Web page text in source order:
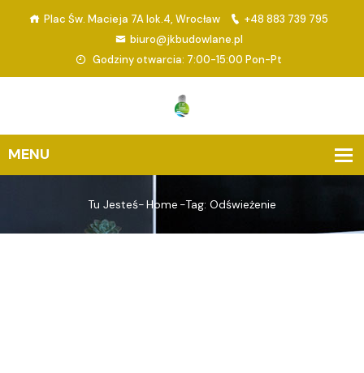
Plac Św. Macieja 7A lok.4, Wrocław
+48 883 739 795
biuro@jkbudowlane.pl
Godziny otwarcia: 7:00-15:00 Pon-Pt
Tu Jesteś-Home -Tag: Odświeżenie